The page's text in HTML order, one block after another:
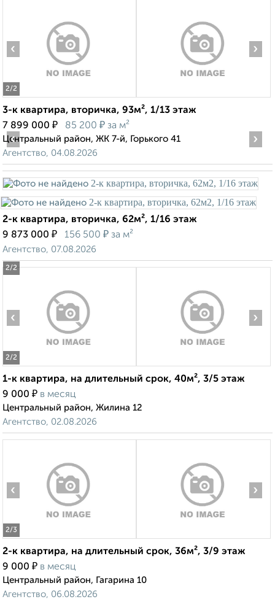
2/2
‹ ›
3-к квартира, вторичка, 93м², 1/13 этаж
7 899 000 ₽ 85 200 ₽ за м²
Центральный район, ЖК 7-й, Горького 41
Агентство, 04.08.2026
2/2
‹ ›
2-к квартира, вторичка, 62м², 1/16 этаж
9 873 000 ₽ 156 500 ₽ за м²
Агентство, 07.08.2026
2/2
‹ ›
1-к квартира, на длительный срок, 40м², 3/5 этаж
9 000 ₽ в месяц
Центральный район, Жилина 12
Агентство, 02.08.2026
2/3
‹ ›
2-к квартира, на длительный срок, 36м², 3/9 этаж
9 000 ₽ в месяц
Центральный район, Гагарина 10
Агентство, 06.08.2026